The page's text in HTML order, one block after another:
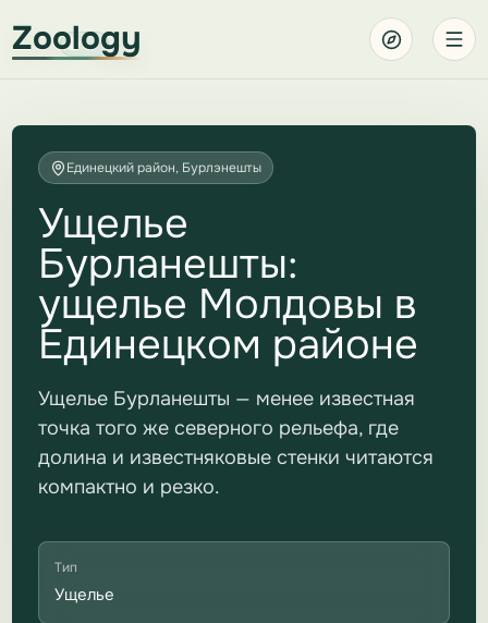
Zoology
Единецкий район, Бурлэнешты
Ущелье
Бурланешты:
ущелье Молдовы в
Единецком районе
Ущелье Бурланешты — менее известная
точка того же северного рельефа, где
долина и известняковые стенки читаются
компактно и резко.
Тип
Ущелье